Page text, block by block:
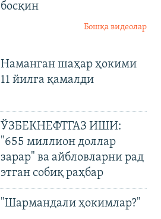
босқин
Бошқа видеолар
Наманган шаҳар ҳокими
11 йилга қамалди
ЎЗБЕКНЕФТГАЗ ИШИ:
"655 миллион доллар
зарар" ва айбловларни рад
этган собиқ раҳбар
"Шармандали ҳокимлар?"